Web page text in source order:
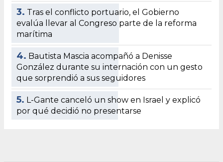
3. Tras el conflicto portuario, el Gobierno
evalúa llevar al Congreso parte de la reforma
marítima
4. Bautista Mascia acompañó a Denisse
González durante su internación con un gesto
que sorprendió a sus seguidores
5. L-Gante canceló un show en Israel y explicó
por qué decidió no presentarse